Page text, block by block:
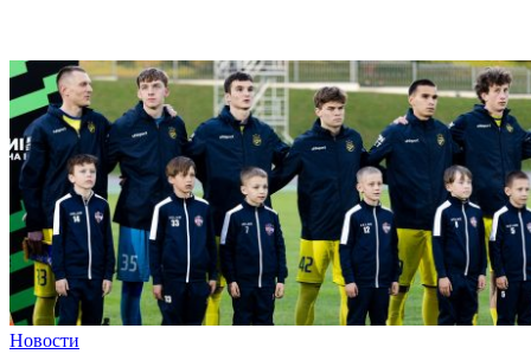
Новости